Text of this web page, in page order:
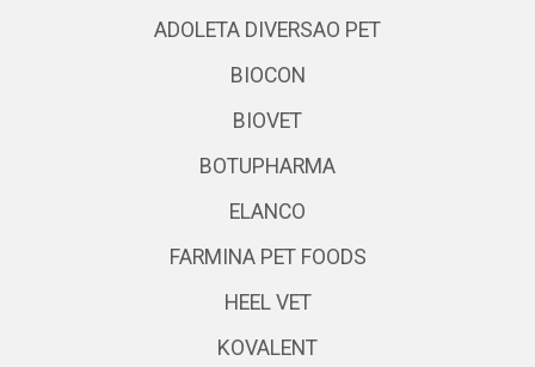
ADOLETA DIVERSAO PET
BIOCON
BIOVET
BOTUPHARMA
ELANCO
FARMINA PET FOODS
HEEL VET
KOVALENT